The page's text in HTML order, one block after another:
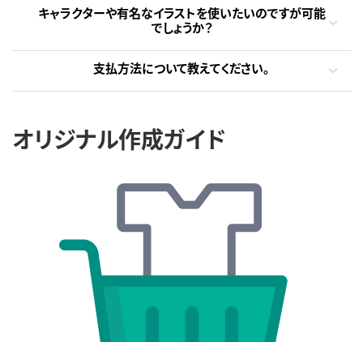
キャラクターや有名なイラストを使いたいのですが可能
でしょうか？
支払方法について教えてください。
オリジナル作成ガイド